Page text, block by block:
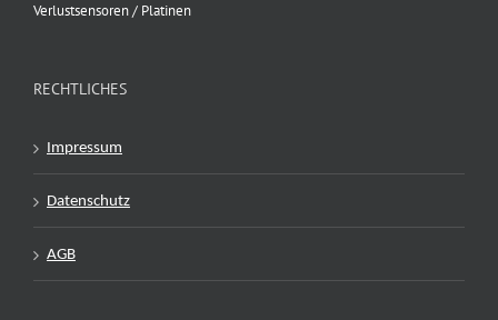
Verlustsensoren / Platinen
RECHTLICHES
Impressum
Datenschutz
AGB